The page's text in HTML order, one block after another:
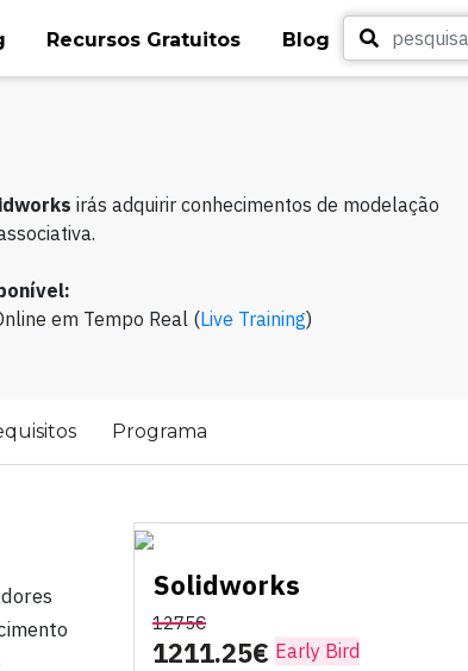
Recursos Gratuitos Blog
irás adquirir conhecimentos de modelação
em Tempo Real (Live Training)
Programa
Solidworks
1275€
1211.25€ Early Bird